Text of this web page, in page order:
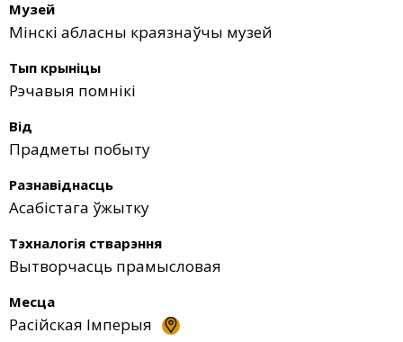
Музей
Мінскі абласны краязнаўчы музей
Тып крыніцы
Рэчавыя помнікі
Від
Прадметы побыту
Разнавіднасць
Асабістага ўжытку
Тэхналогія стварэння
Вытворчасць прамысловая
Месца
Расійская Імперыя